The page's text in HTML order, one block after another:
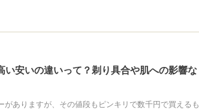
い安いの違いって？剃り具合や肌への影響な
がありますが、その値段もピンキリで数千円で買えるも